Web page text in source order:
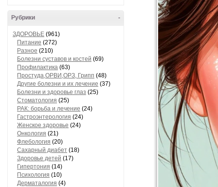
-
Рубрики
ЗДОРОВЬЕ (961)
Питание (272)
Разное (210)
Болезни суставов и костей (69)
Профилактика (63)
Простуда,ОРВИ,ОРЗ, Грипп (48)
Другие болезни и их лечение (37)
Болезни и здоровье глаз (25)
Стоматология (25)
РАК: борьба и лечение (24)
Гастроэнтерология (24)
Женское здоровье (24)
Онкология (21)
Флебология (20)
Сахарный диабет (18)
Здоровье детей (17)
Гипертония (14)
Психология (10)
Дерматалогия (4)